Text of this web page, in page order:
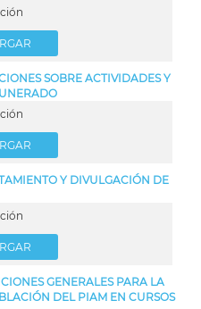
SOBRE ACTIVIDADES Y
Y DIVULGACIÓN DE
GENERALES PARA LA
DEL PIAM EN CURSOS